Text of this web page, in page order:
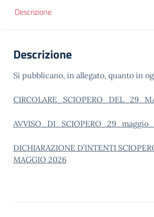
Descrizione
Descrizione
Si pubblicano, in allegato, quanto in
DICHIARAZIONE D’INTENTI
MAGGIO 2026